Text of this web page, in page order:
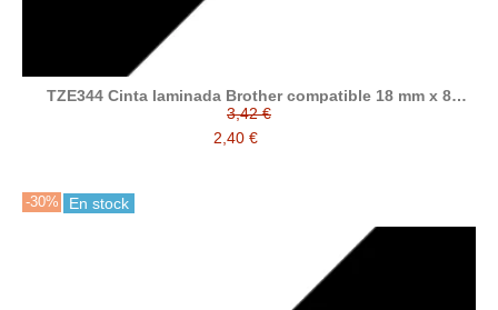
TZE344 Cinta laminada Brother compatible 18 mm x 8
metros
3,42 €
2,40 €
-30% En stock